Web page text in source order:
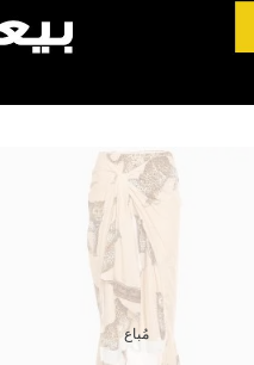
مُباع